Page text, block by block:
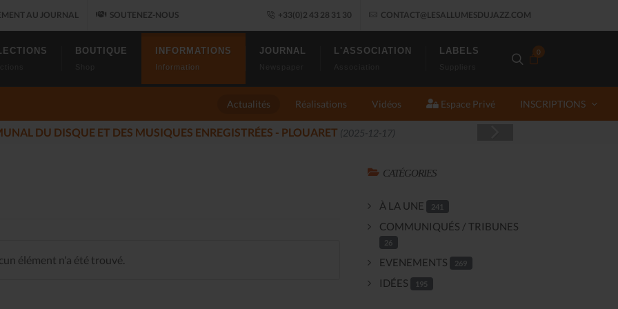
AU JOURNAL SOUTENEZ-NOUS +33(0)2 43 28 31 30 CONTACT@LESALLUMESDUJAZZ.COM
0
BOUTIQUE INFORMATIONS
Information
JOURNAL L'ASSOCIATION LABELS
Actualités Réalisations Vidéos Espace Privé INSCRIPTIONS
LES ALLUMÉS DU JAZZ FONT SALON, LE PROGRAMME(2025-11-14)
élément n'a été trouvé.
CATÉGORIES
À LA UNE 241
COMMUNIQUÉS / TRIBUNES
26
EVENEMENTS 269
IDÉES 195